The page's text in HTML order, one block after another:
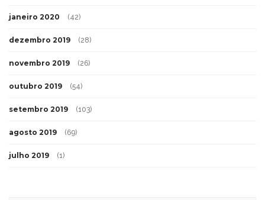
janeiro 2020 (42)
dezembro 2019 (28)
novembro 2019 (26)
outubro 2019 (54)
setembro 2019 (103)
agosto 2019 (69)
julho 2019 (1)